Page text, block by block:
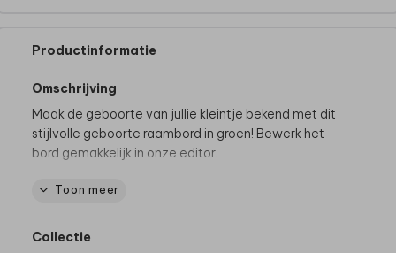
Productinformatie
Omschrijving
Maak de geboorte van jullie kleintje bekend met dit
stijlvolle geboorte raambord in groen! Bewerk het
bord gemakkelijk in onze editor.
Dit product maakt deel uit van
De hele collectie bekijken? Je vindt alle
Toon meer
Collectie